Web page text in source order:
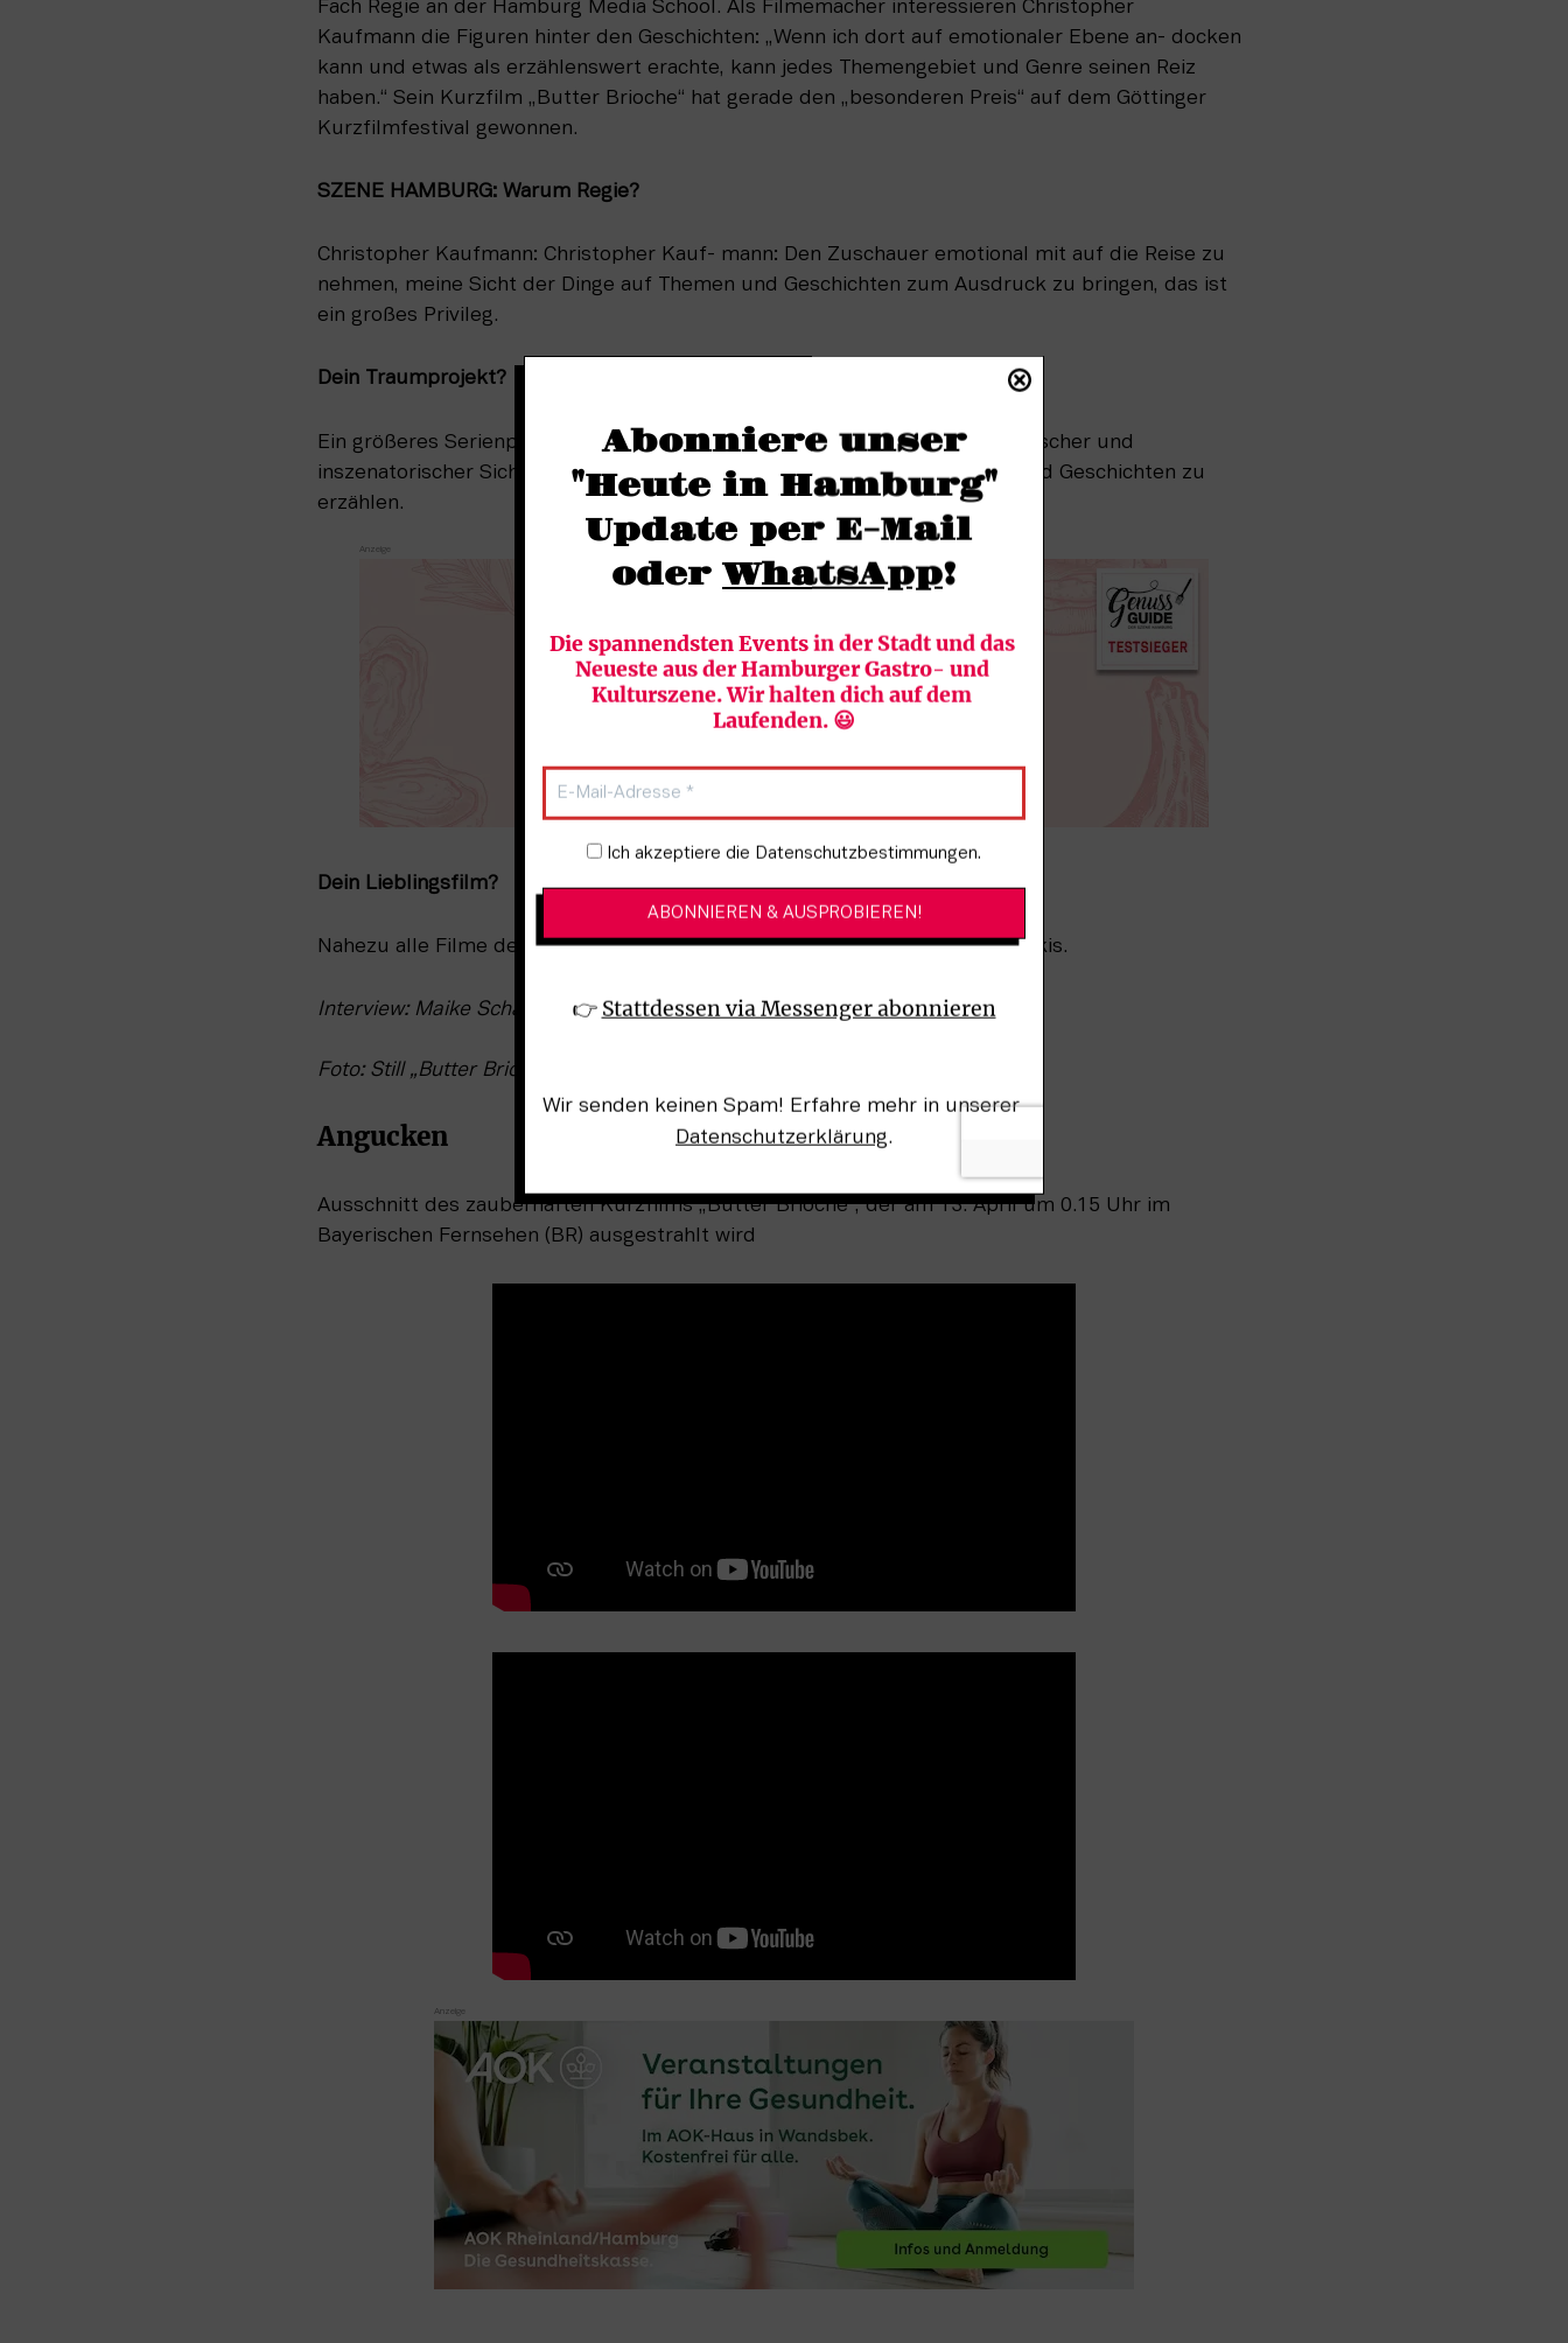
Fach Regie an der Hamburg Media School. Als Filmemacher interessieren Christopher
Kaufmann die Figuren hinter den Geschichten: „Wenn ich dort auf emotionaler Ebene an- docken
kann und etwas als erzählenswert erachte, kann jedes Themengebiet und Genre seinen Reiz
haben.“ Sein Kurzfilm „Butter Brioche“ hat gerade den „besonderen Preis“ auf dem Göttinger
Kurzfilmfestival gewonnen.
SZENE HAMBURG: Warum Regie?
Christopher Kaufmann: Christopher Kauf- mann: Den Zuschauer emotional mit auf die Reise zu
nehmen, meine Sicht der Dinge auf Themen und Geschichten zum Ausdruck zu bringen, das ist
ein großes Privileg.
Dein Traumprojekt?
Ein größeres Serienprojekt mitkonzipieren und inszenieren. Aus dramaturgischer und
inszenatorischer Sicht sicherlich eine der spannendsten Formen, Figuren und Geschichten zu
erzählen.
Dein Lieblingsfilm?
Nahezu alle Filme der Coen-Brüder und „Forrest Gump“ von Robert Zemeckis.
Interview: Maike Schade
Foto: Still „Butter Brioche“ (links), Hamburg Meda School (links)
Angucken
Ausschnitt des zauberhaften Kurzfilms „Butter Brioche“, der am 13. April um 0.15 Uhr im
Bayerischen Fernsehen (BR) ausgestrahlt wird
Abonniere unser
"Heute in Hamburg"
Update per E-Mail
oder WhatsApp!
Die spannendsten Events in der Stadt und das
Neueste aus der Hamburger Gastro- und
Kulturszene. Wir halten dich auf dem
Laufenden. 😃
Newsletter-Anmeldung
Ich akzeptiere die Datenschutzbestimmungen.
👉 Stattdessen via Messenger abonnieren
Wir senden keinen Spam! Erfahre mehr in unserer
Datenschutzerklärung.